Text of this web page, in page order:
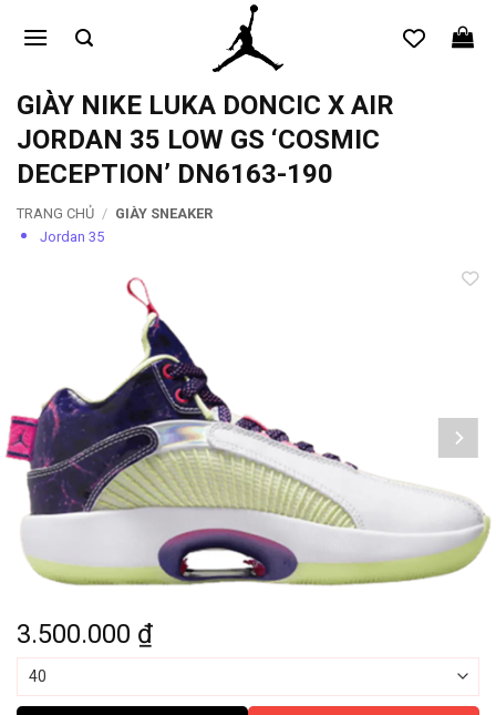
qua
dungGIÀY NIKE LUKA DONCIC X AIR
JORDAN 35 LOW GS ‘COSMIC
DECEPTION’ DN6163-190
TRANG CHỦ / GIÀY SNEAKER
Jordan 35
3.500.000 ₫